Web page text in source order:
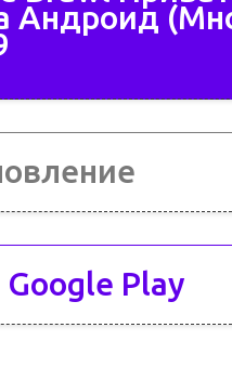
Андроид
Play